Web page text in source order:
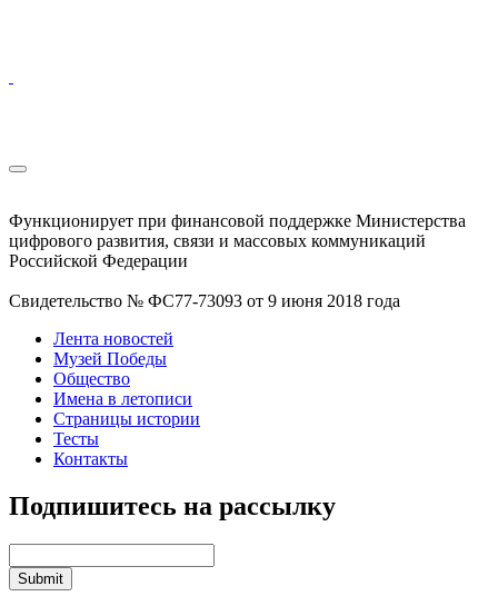
Функционирует при финансовой поддержке Министерства
цифрового развития, связи и массовых коммуникаций
Российской Федерации
Свидетельство № ФС77-73093 от 9 июня 2018 года
Лента новостей
Музей Победы
Общество
Имена в летописи
Страницы истории
Тесты
Контакты
Подпишитесь на рассылку